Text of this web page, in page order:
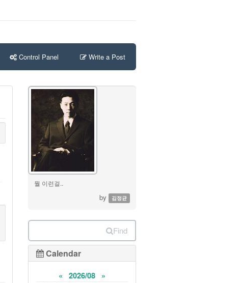
Control Panel Write a Post
뭘 이런걸..
by 김정균
Find
Calendar
« 2026/08 »